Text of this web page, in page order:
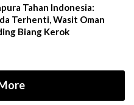
Tahan Indonesia:
Terhenti, Wasit Oman
Biang Kerok